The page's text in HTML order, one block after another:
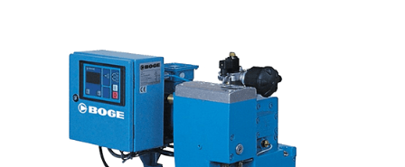
pour les
environnements
les plus exigeants